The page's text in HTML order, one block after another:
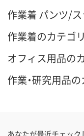
作業着 パンツ/
作業着のカテゴ
オフィス用品の
作業・研究用品
あなたが最近チェック